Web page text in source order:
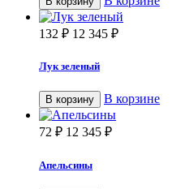
132 ₽ 12 345 ₽
Лук зеленый
В корзину В корзине
72 ₽ 12 345 ₽
Апельсины